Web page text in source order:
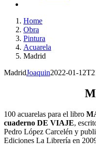
Home
Obra
Pintura
Acuarela
Madrid
MadridJoaquin2022-01-
100 acuarelas para el libro
cuaderno DE VIAJE,
Pedro López Carcelén y
Ediciones La Librería en